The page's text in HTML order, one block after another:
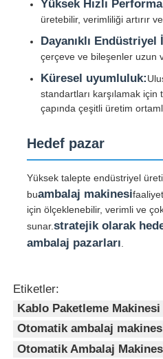
Zırhlı Makine
Paketleme Makinası
kablaj makinesi
Çift Büküm Makinası
sarma makinesi
çekme makinesi
Yüksek Hızlı
üretebilir, verimliliği artırır
Dayanıklı Endüstriyel
çerçeve ve bileşenler uzun
Küresel uyumluluk:
standartları karşılamak için
çapında çeşitli üretim
Hedef pazar
Yüksek talepte endüstriyel
buambalaj makinesi
için ölçeklenebilir, verimli ve
sunar.stratejik olarak
ambalaj pazarları
Etiketler:
Kablo Paketleme Makinesi
Otomatik ambalaj
Otomatik Ambalaj